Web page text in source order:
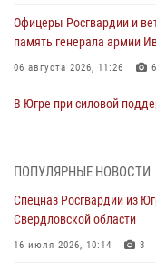
Офицеры Росгвардии и
память генерала армии
06 августа 2026, 11:26 6
В Югре при силовой
60-летний юбилей
05 августа 2026, 12:01
ПОПУЛЯРНЫЕ НОВОСТИ
Спецназ Росгвардии из
Свердловской области
16 июля 2026, 10:14 3